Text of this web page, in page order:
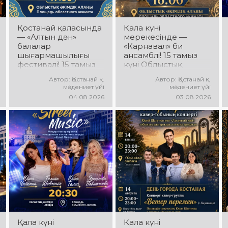
Қостанай қаласында
— «Алтын дән»
балалар
шығармашылығы
фестивалі! 15 тамыз
әкімдік алаңында
«Даму бала»
жобасының балалар
шығармашылық
ұжымдары
қатысатын «Алтын
дән» фестивалі өтеді!
Сіздерді жас
таланттардың
жарқын өнері, әсем
әндер, әсерлі билер
мен мерекелік көңіл
күй күтеді!
Автор: Қостанай қ.
мәдениет үйі
04.08.2026
Қала күні
мерекесінде —
«Карнавал» би
ансамблі! 15 тамыз
күні Облыстық
«Карнавал» би
ансамблінің
бағдарламасы өтеді!
Ансамбль жетекшісі
— Шамиль
Фахрутдинов.
Сіздерді әсерлі
хореографиялық
қойылымдар,
жарқын бейнелер,
қуатты ырғақ пен
мерекелік көңіл күй
күтеді!
Автор: Қостанай қ.
мәдениет үйі
03.08.2026
Қала күні
Қала күні